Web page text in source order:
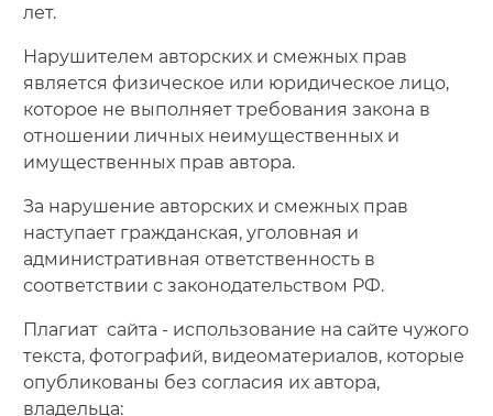
лет.
Нарушителем авторских и смежных прав
является физическое или юридическое лицо,
которое не выполняет требования закона в
отношении личных неимущественных и
имущественных прав автора.
За нарушение авторских и смежных прав
наступает гражданская, уголовная и
административная ответственность в
соответствии с законодательством РФ.
Плагиат сайта - использование на сайте чужого
текста, фотографий, видеоматериалов, которые
опубликованы без согласия их автора,
владельца: